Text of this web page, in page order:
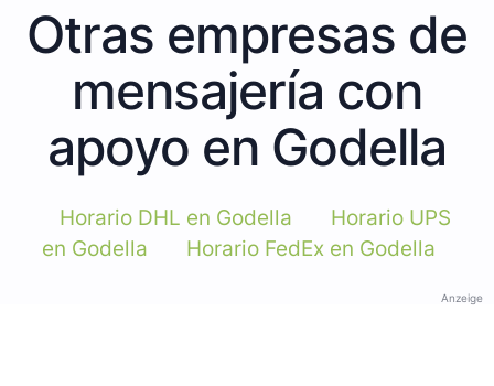
Otras empresas de
mensajería con
apoyo en Godella
Horario DHL en Godella
Horario UPS
en Godella
Horario FedEx en Godella
Anzeige